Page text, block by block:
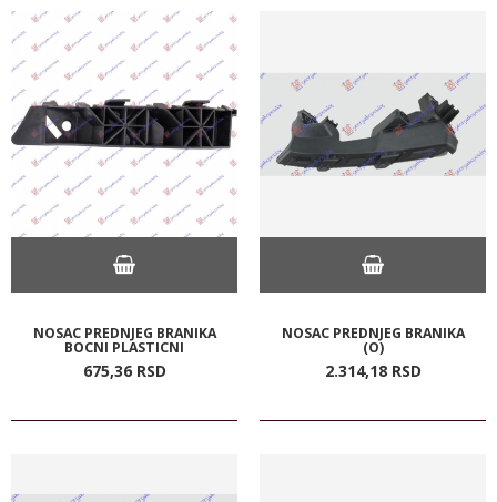
NOSAC PREDNJEG BRANIKA
BOCNI PLASTICNI
675,36 RSD
NOSAC PREDNJEG BRANIKA
(O)
2.314,18 RSD